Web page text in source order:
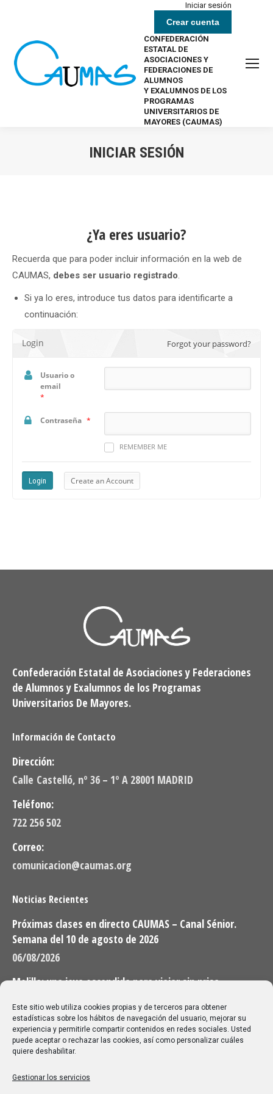
Este sitio web utiliza cookies propias y de terceros para obtener
estadísticas sobre los hábitos de navegación del usuario, mejorar su
experiencia y permitirle compartir contenidos en redes sociales. Usted
puede aceptar o rechazar las cookies, así como personalizar cuáles
quiere deshabilitar.
Gestionar los servicios
Iniciar sesión
Crear cuenta
CONFEDERACIÓN
ESTATAL DE
ASOCIACIONES Y
FEDERACIONES DE
ALUMNOS
Y EXALUMNOS DE LOS
PROGRAMAS
UNIVERSITARIOS DE
MAYORES (CAUMAS)
INICIAR SESIÓN
¿Ya eres usuario?
Recuerda que para poder incluir información en la web de
CAUMAS, debes ser usuario registrado.
Si ya lo eres, introduce tus datos para identificarte a
continuación:
Login Forgot your password?
Usuario o
email
*
Contraseña *
REMEMBER ME
Create an Account
Confederación Estatal de Asociaciones y Federaciones
de Alumnos y Exalumnos de los Programas
Universitarios De Mayores.
Información de Contacto
Dirección:
Calle Castelló, nº 36 – 1º A 28001 MADRID
Teléfono:
722 256 502
Correo:
comunicacion@caumas.org
Noticias Recientes
Próximas clases en directo CAUMAS – Canal Sénior.
Semana del 10 de agosto de 2026
06/08/2026
Melilla: una joya escondida para viajar sin prisa
28/07/2026
Buscar
Buscar: